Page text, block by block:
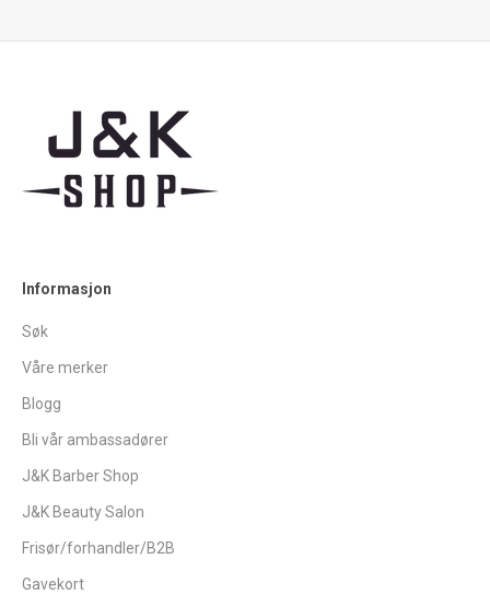
Informasjon
Søk
Våre merker
Blogg
Bli vår ambassadører
J&K Barber Shop
J&K Beauty Salon
Frisør/forhandler/B2B
Gavekort